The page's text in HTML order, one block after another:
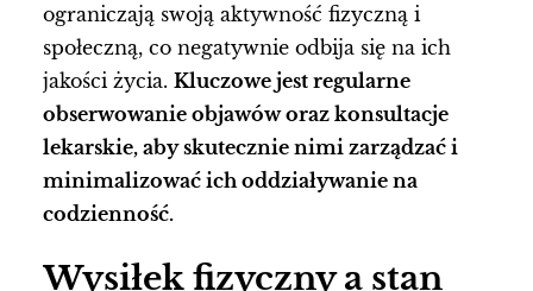
ograniczają swoją aktywność fizyczną i
społeczną, co negatywnie odbija się na ich
jakości życia. Kluczowe jest regularne
obserwowanie objawów oraz konsultacje
lekarskie, aby skutecznie nimi zarządzać i
minimalizować ich oddziaływanie na
codzienność.
Wysiłek fizyczny a stan